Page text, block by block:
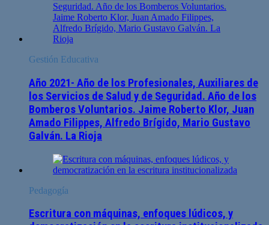
Gestión Educativa
Año 2021- Año de los Profesionales, Auxiliares de
los Servicios de Salud y de Seguridad. Año de los
Bomberos Voluntarios. Jaime Roberto Klor, Juan
Amado Filippes, Alfredo Brígido, Mario Gustavo
Galván. La Rioja
Pedagogía
Escritura con máquinas, enfoques lúdicos, y